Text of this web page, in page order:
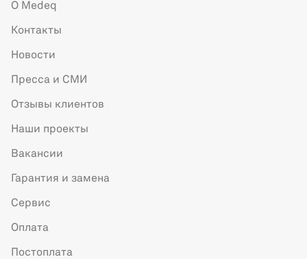
О Medeq
Контакты
Новости
Пресса и СМИ
Отзывы клиентов
Наши проекты
Вакансии
Гарантия и замена
Сервис
Оплата
Постоплата